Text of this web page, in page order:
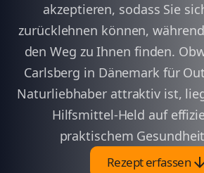
akzeptieren, sodass Sie
zurücklehnen können,
den Weg zu Ihnen finden.
Carlsberg in Dänemark für
Naturliebhaber attraktiv ist,
Hilfsmittel-Held auf
praktischem
Rezept erfassen